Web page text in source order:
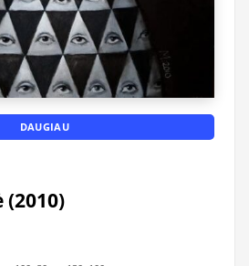
DAUGIAU
(2010)